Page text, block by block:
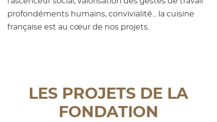
profondéments humains, convivialité... la cuisine
française est au cœur de nos projets.
LES PROJETS DE LA
FONDATION